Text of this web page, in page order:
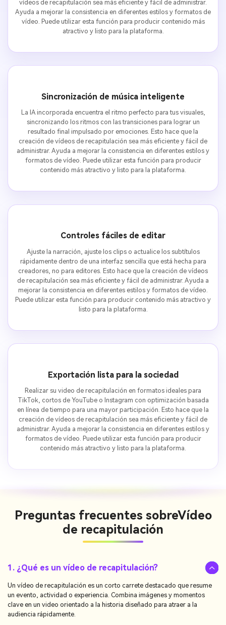
vídeos de recapitulación sea más eficiente y fácil de administrar.
Ayuda a mejorar la consistencia en diferentes estilos y formatos de
vídeo. Puede utilizar esta función para producir contenido más
atractivo y listo para la plataforma.
Sincronización de música inteligente
La IA incorporada encuentra el ritmo perfecto para tus visuales,
sincronizando los ritmos con las transiciones para lograr un
resultado final impulsado por emociones. Esto hace que la
creación de vídeos de recapitulación sea más eficiente y fácil de
administrar. Ayuda a mejorar la consistencia en diferentes estilos y
formatos de vídeo. Puede utilizar esta función para producir
contenido más atractivo y listo para la plataforma.
Controles fáciles de editar
Ajuste la narración, ajuste los clips o actualice los subtítulos
rápidamente dentro de una interfaz sencilla que está hecha para
creadores, no para editores. Esto hace que la creación de vídeos
de recapitulación sea más eficiente y fácil de administrar. Ayuda a
mejorar la consistencia en diferentes estilos y formatos de vídeo.
Puede utilizar esta función para producir contenido más atractivo y
listo para la plataforma.
Exportación lista para la sociedad
Realizar su video de recapitulación en formatos ideales para
TikTok, cortos de YouTube o Instagram con optimización basada
en línea de tiempo para una mayor participación. Esto hace que la
creación de vídeos de recapitulación sea más eficiente y fácil de
administrar. Ayuda a mejorar la consistencia en diferentes estilos y
formatos de vídeo. Puede utilizar esta función para producir
contenido más atractivo y listo para la plataforma.
Preguntas frecuentes sobreVídeo
de recapitulación
1. ¿Qué es un vídeo de recapitulación?
Un vídeo de recapitulación es un corto carrete destacado que resume
un evento, actividad o experiencia. Combina imágenes y momentos
clave en un video orientado a la historia diseñado para atraer a la
audiencia rápidamente.